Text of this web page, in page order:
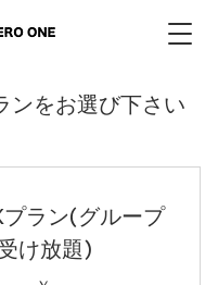
ンをお選び下さい
ラン(グループ
け放題)